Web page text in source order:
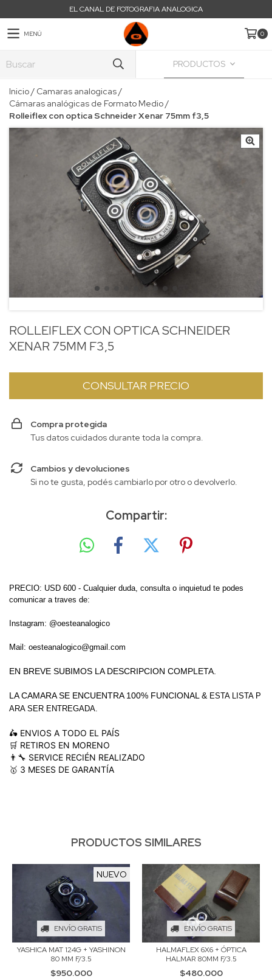
EL CANAL DE FOTOGRAFIA ANALOGICA
MENÚ 0
PRODUCTOS
Inicio/ Camaras analogicas/
Cámaras analógicas de Formato Medio/
Rolleiflex con optica Schneider Xenar 75mm f3,5
ROLLEIFLEX CON OPTICA SCHNEIDER
XENAR 75MM F3,5
Compra protegida
Tus datos cuidados durante toda la compra.
Cambios y devoluciones
Si no te gusta, podés cambiarlo por otro o devolverlo.
Compartir:
PRECIO: USD 600 - Cualquier duda, consulta o inquietud te podes
comunicar a traves de:
Instagram: @oesteanalogico
Mail: oesteanalogico@gmail.com
EN BREVE SUBIMOS LA DESCRIPCION COMPLETA
LA CAMARA SE ENCUENTRA 100% FUNCIONAL & ESTA LISTA P
ARA SER ENTREGADA.
🛵 ENVIOS A TODO EL PAÍS
🛒 RETIROS EN MORENO
👨‍🔧 SERVICE RECIÉN REALIZADO
🥇 3 MESES DE GARANTÍA
PRODUCTOS SIMILARES
ENVÍO GRATIS
NUEVO
YASHICA MAT 124G + YASHINON
80 MM F/3.5
$950.000
ENVÍO GRATIS
HALMAFLEX 6X6 + ÓPTICA
HALMAR 80MM F/3.5
$480.000